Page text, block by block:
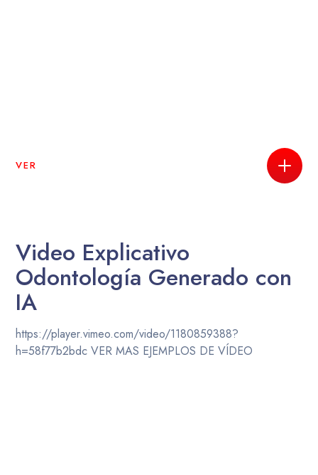
VER
Video Explicativo
Odontología Generado con
IA
https://player.vimeo.com/video/1180859388?
h=58f77b2bdc VER MAS EJEMPLOS DE VÍDEO